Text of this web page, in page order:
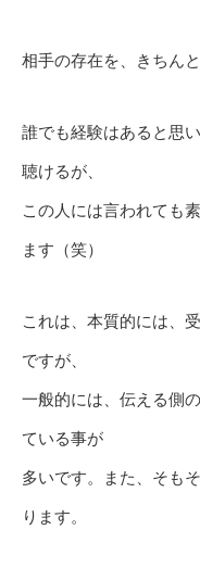
相手の存在を、きちん
誰でも経験はあると思
聴けるが、
この人には言われても
ます（笑）
これは、本質的には、
ですが、
一般的には、伝える側
ている事が
多いです。また、そも
ります。